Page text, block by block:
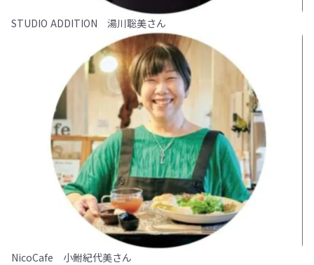
STUDIO ADDITION 湯川聡美さん
NicoCafe 小鮒紀代美さん